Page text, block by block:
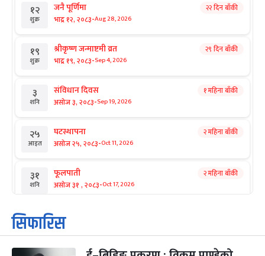
१२
शुक्र
जनै पूर्णिमा
भाद्र १२, २०८३-Aug 28, 2026
२२ दिन बाँकी
१९
शुक्र
श्रीकृष्ण जन्माष्टमी व्रत
भाद्र १९, २०८३-Sep 4, 2026
२९ दिन बाँकी
३
शनि
संविधान दिवस
असोज ३, २०८३-Sep 19, 2026
१ महिना बाँकी
२५
आइत
घटस्थापना
असोज २५, २०८३-Oct 11, 2026
२ महिना बाँकी
३१
शनि
फूलपाती
असोज ३१ , २०८३-Oct 17, 2026
२ महिना बाँकी
१
आइत
कार्तिक सङ्क्रान्ति
कार्तिक १, २०८३
सिफारिस